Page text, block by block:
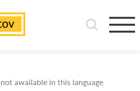
awailable in this language